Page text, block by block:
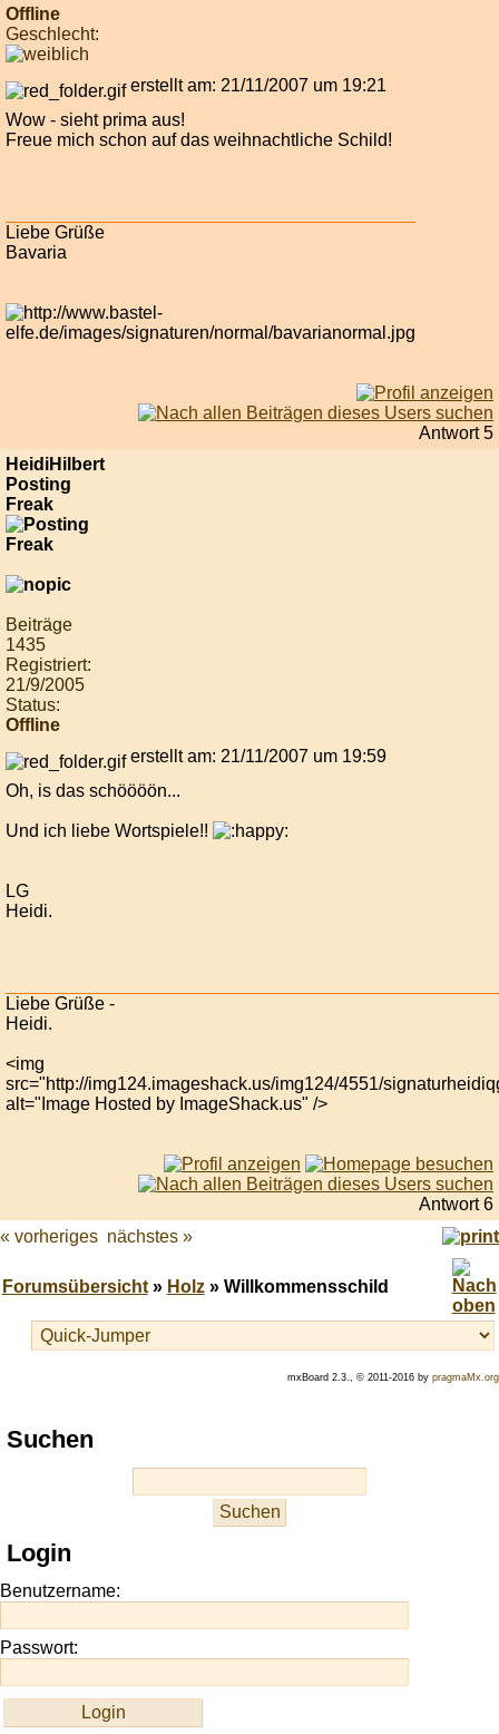
Offline
Geschlecht:
erstellt am: 21/11/2007 um 19:21
Wow - sieht prima aus!
Freue mich schon auf das weihnachtliche Schild!
Liebe Grüße
Bavaria
Antwort 5
HeidiHilbert
Posting
Freak
Beiträge
1435
Registriert:
21/9/2005
Status:
Offline
erstellt am: 21/11/2007 um 19:59
Oh, is das schöööön...
Und ich liebe Wortspiele!!
LG
Heidi.
Liebe Grüße -
Heidi.
<img
src="http://img124.imageshack.us/img124/4551/
alt="Image Hosted by ImageShack.us" />
Antwort 6
« vorheriges nächstes »
Forumsübersicht» Holz» Willkommensschild
mxBoard 2.3., © 2011-2016 by pragmaMx.org
Play
best
site
https://onlineslots.money/
Suchen
Login
Benutzername:
Passwort: